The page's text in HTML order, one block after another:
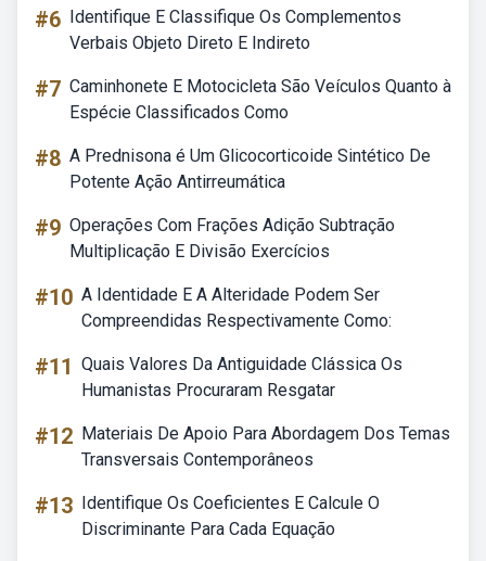
#6 Identifique E Classifique Os Complementos
Verbais Objeto Direto E Indireto
#7 Caminhonete E Motocicleta São Veículos Quanto à
Espécie Classificados Como
#8 A Prednisona é Um Glicocorticoide Sintético De
Potente Ação Antirreumática
#9 Operações Com Frações Adição Subtração
Multiplicação E Divisão Exercícios
#10 A Identidade E A Alteridade Podem Ser
Compreendidas Respectivamente Como:
#11 Quais Valores Da Antiguidade Clássica Os
Humanistas Procuraram Resgatar
#12 Materiais De Apoio Para Abordagem Dos Temas
Transversais Contemporâneos
#13 Identifique Os Coeficientes E Calcule O
Discriminante Para Cada Equação